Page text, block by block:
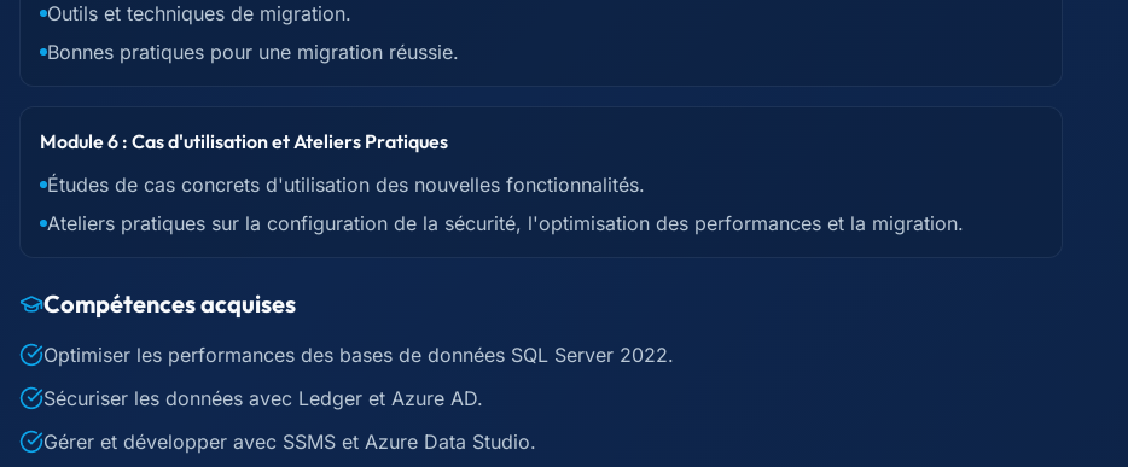
Outils et techniques de migration.
Bonnes pratiques pour une migration réussie.
Module 6 : Cas d'utilisation et Ateliers Pratiques
Études de cas concrets d'utilisation des nouvelles fonctionnalités.
Ateliers pratiques sur la configuration de la sécurité, l'optimisation des performances et la migration.
Compétences acquises
Optimiser les performances des bases de données SQL Server 2022.
Sécuriser les données avec Ledger et Azure AD.
Gérer et développer avec SSMS et Azure Data Studio.